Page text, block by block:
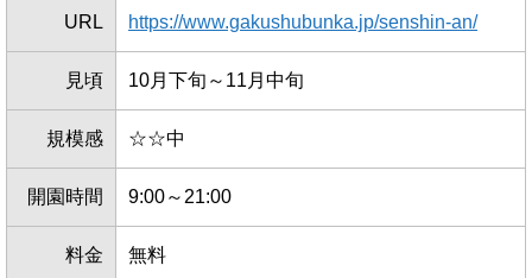
URL https://www.gakushubunka.jp/senshin-an/
見頃 10月下旬～11月中旬
規模感 ☆☆中
開園時間 9:00～21:00
料金 無料